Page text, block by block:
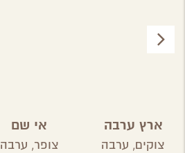
ארץ ערבה
צוקים, ערבה
אי שם
צופר, ערבה